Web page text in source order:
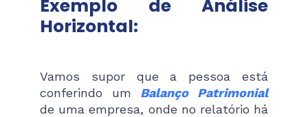
Exemplo de Análise
Horizontal:
Vamos supor que a pessoa está
conferindo um Balanço Patrimonial
de uma empresa, onde no relatório há